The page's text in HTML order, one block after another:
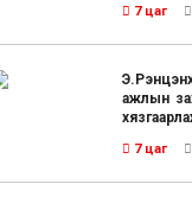
7 цаг
ажлын
7 цаг